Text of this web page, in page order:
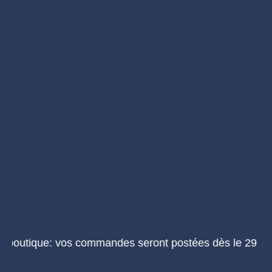
vos commandes seront postées dès le 29 août 2026